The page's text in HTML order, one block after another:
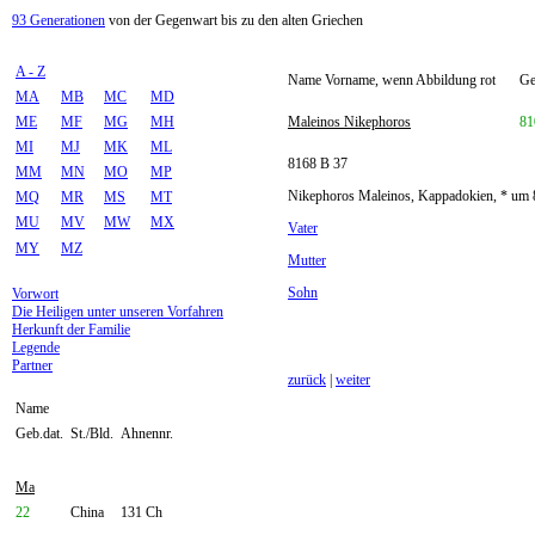
93 Generationen von der Gegenwart bis zu den alten Griechen
A - Z
MA
MB MC
MD
ME
MF MG
MH
MI
MJ MK
ML
MM
MN MO
MP
MQ
MR MS
MT
MU
MV MW
MX
MY
MZ
Vorwort
Die Heiligen unter unseren Vorfahren
Herkunft der Familie
Legende
Partner
Name
Geb.dat. St./Bld. Ahnennr.
Ma
22
China 131 Ch
Name Vorname, wenn Abbildung rot
Maleinos Nikephoros
8168 B 37
Nikephoros Maleinos, Kappadokien, * um
Vater
Mutter
Sohn
zurück weiter